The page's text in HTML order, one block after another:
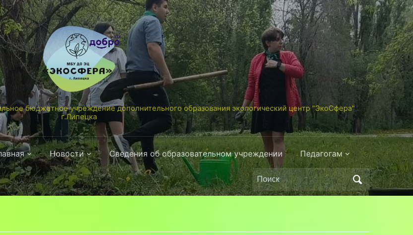
бюджетное учреждение дополнительного образования экологический центр "ЭкоСфера"
г.Липецка
Новости Сведения об образовательном учреждении Педагогам
Поиск
по: